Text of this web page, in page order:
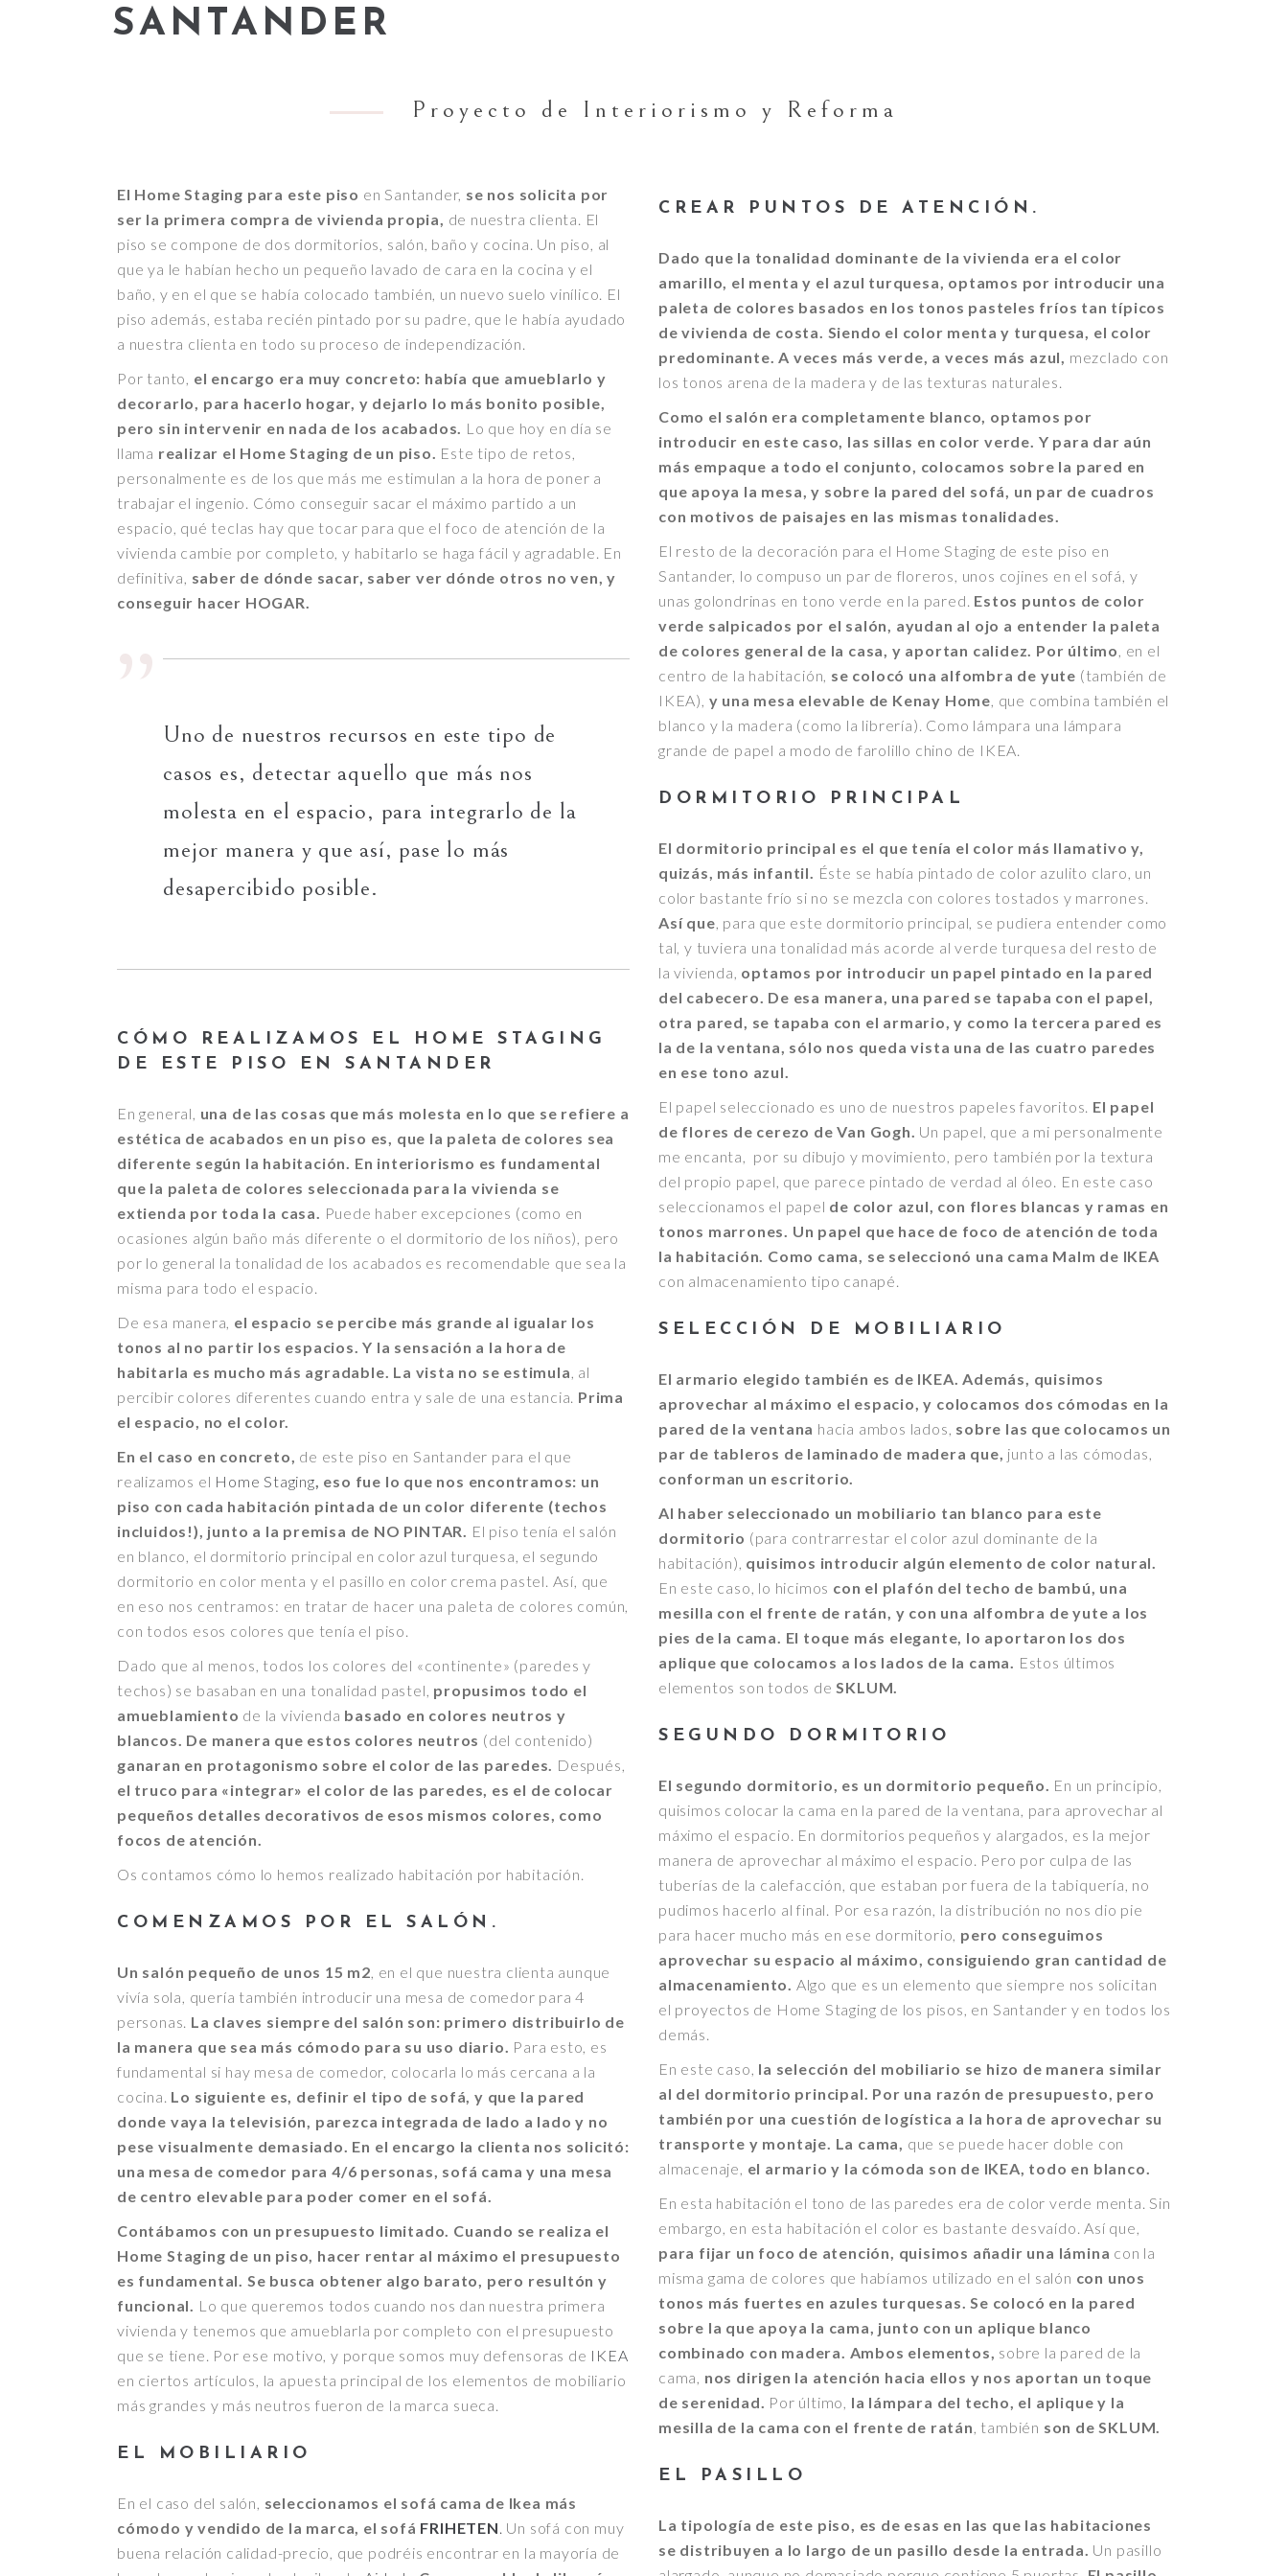
SANTANDER
Proyecto de Interiorismo y Reforma
El Home Staging para este piso en Santander, se nos solicita por
ser la primera compra de vivienda propia, de nuestra clienta. El
piso se compone de dos dormitorios, salón, baño y cocina. Un piso, al
que ya le habían hecho un pequeño lavado de cara en la cocina y el
baño, y en el que se había colocado también, un nuevo suelo vinílico. El
piso además, estaba recién pintado por su padre, que le había ayudado
a nuestra clienta en todo su proceso de independización.
Por tanto, el encargo era muy concreto: había que amueblarlo y
decorarlo, para hacerlo hogar, y dejarlo lo más bonito posible,
pero sin intervenir en nada de los acabados. Lo que hoy en día se
llama realizar el Home Staging de un piso. Este tipo de retos,
personalmente es de los que más me estimulan a la hora de poner a
trabajar el ingenio. Cómo conseguir sacar el máximo partido a un
espacio, qué teclas hay que tocar para que el foco de atención de la
vivienda cambie por completo, y habitarlo se haga fácil y agradable. En
definitiva, saber de dónde sacar, saber ver dónde otros no ven, y
conseguir hacer HOGAR.
Uno de nuestros recursos en este tipo de
casos es, detectar aquello que más nos
molesta en el espacio, para integrarlo de la
mejor manera y que así, pase lo más
desapercibido posible.
CÓMO REALIZAMOS EL HOME STAGING
DE ESTE PISO EN SANTANDER
En general, una de las cosas que más molesta en lo que se refiere a
estética de acabados en un piso es, que la paleta de colores sea
diferente según la habitación. En interiorismo es fundamental
que la paleta de colores seleccionada para la vivienda se
extienda por toda la casa. Puede haber excepciones (como en
ocasiones algún baño más diferente o el dormitorio de los niños), pero
por lo general la tonalidad de los acabados es recomendable que sea la
misma para todo el espacio.
De esa manera, el espacio se percibe más grande al igualar los
tonos al no partir los espacios. Y la sensación a la hora de
habitarla es mucho más agradable. La vista no se estimula, al
percibir colores diferentes cuando entra y sale de una estancia. Prima
el espacio, no el color.
En el caso en concreto, de este piso en Santander para el que
realizamos el Home Staging, eso fue lo que nos encontramos: un
piso con cada habitación pintada de un color diferente (techos
incluidos!), junto a la premisa de NO PINTAR. El piso tenía el salón
en blanco, el dormitorio principal en color azul turquesa, el segundo
dormitorio en color menta y el pasillo en color crema pastel. Así, que
en eso nos centramos: en tratar de hacer una paleta de colores común,
con todos esos colores que tenía el piso.
Dado que al menos, todos los colores del «continente» (paredes y
techos) se basaban en una tonalidad pastel, propusimos todo el
amueblamiento de la vivienda basado en colores neutros y
blancos. De manera que estos colores neutros (del contenido)
ganaran en protagonismo sobre el color de las paredes. Después,
el truco para «integrar» el color de las paredes, es el de colocar
pequeños detalles decorativos de esos mismos colores, como
focos de atención.
Os contamos cómo lo hemos realizado habitación por habitación.
COMENZAMOS POR EL SALÓN.
Un salón pequeño de unos 15 m2, en el que nuestra clienta aunque
vivía sola, quería también introducir una mesa de comedor para 4
personas. La claves siempre del salón son: primero distribuirlo de
la manera que sea más cómodo para su uso diario. Para esto, es
fundamental si hay mesa de comedor, colocarla lo más cercana a la
cocina. Lo siguiente es, definir el tipo de sofá, y que la pared
donde vaya la televisión, parezca integrada de lado a lado y no
pese visualmente demasiado. En el encargo la clienta nos solicitó:
una mesa de comedor para 4/6 personas, sofá cama y una mesa
de centro elevable para poder comer en el sofá.
Contábamos con un presupuesto limitado. Cuando se realiza el
Home Staging de un piso, hacer rentar al máximo el presupuesto
es fundamental. Se busca obtener algo barato, pero resultón y
funcional. Lo que queremos todos cuando nos dan nuestra primera
vivienda y tenemos que amueblarla por completo con el presupuesto
que se tiene. Por ese motivo, y porque somos muy defensoras de IKEA
en ciertos artículos, la apuesta principal de los elementos de mobiliario
más grandes y más neutros fueron de la marca sueca.
EL MOBILIARIO
En el caso del salón, seleccionamos el sofá cama de Ikea más
cómodo y vendido de la marca, el sofá FRIHETEN. Un sofá con muy
buena relación calidad-precio, que podréis encontrar en la mayoría de
CREAR PUNTOS DE ATENCIÓN.
Dado que la tonalidad dominante de la vivienda era el color
amarillo, el menta y el azul turquesa, optamos por introducir una
paleta de colores basados en los tonos pasteles fríos tan típicos
de vivienda de costa. Siendo el color menta y turquesa, el color
predominante. A veces más verde, a veces más azul, mezclado con
los tonos arena de la madera y de las texturas naturales.
Como el salón era completamente blanco, optamos por
introducir en este caso, las sillas en color verde. Y para dar aún
más empaque a todo el conjunto, colocamos sobre la pared en
que apoya la mesa, y sobre la pared del sofá, un par de cuadros
con motivos de paisajes en las mismas tonalidades.
El resto de la decoración para el Home Staging de este piso en
Santander, lo compuso un par de floreros, unos cojines en el sofá, y
unas golondrinas en tono verde en la pared. Estos puntos de color
verde salpicados por el salón, ayudan al ojo a entender la paleta
de colores general de la casa, y aportan calidez. Por último, en el
centro de la habitación, se colocó una alfombra de yute (también de
IKEA), y una mesa elevable de Kenay Home, que combina también el
blanco y la madera (como la librería). Como lámpara una lámpara
grande de papel a modo de farolillo chino de IKEA.
DORMITORIO PRINCIPAL
El dormitorio principal es el que tenía el color más llamativo y,
quizás, más infantil. Éste se había pintado de color azulito claro, un
color bastante frío si no se mezcla con colores tostados y marrones.
Así que, para que este dormitorio principal, se pudiera entender como
tal, y tuviera una tonalidad más acorde al verde turquesa del resto de
la vivienda, optamos por introducir un papel pintado en la pared
del cabecero. De esa manera, una pared se tapaba con el papel,
otra pared, se tapaba con el armario, y como la tercera pared es
la de la ventana, sólo nos queda vista una de las cuatro paredes
en ese tono azul.
El papel seleccionado es uno de nuestros papeles favoritos. El papel
de flores de cerezo de Van Gogh. Un papel, que a mi personalmente
me encanta, por su dibujo y movimiento, pero también por la textura
del propio papel, que parece pintado de verdad al óleo. En este caso
seleccionamos el papel de color azul, con flores blancas y ramas en
tonos marrones. Un papel que hace de foco de atención de toda
la habitación. Como cama, se seleccionó una cama Malm de IKEA
con almacenamiento tipo canapé.
SELECCIÓN DE MOBILIARIO
El armario elegido también es de IKEA. Además, quisimos
aprovechar al máximo el espacio, y colocamos dos cómodas en la
pared de la ventana hacia ambos lados, sobre las que colocamos un
par de tableros de laminado de madera que, junto a las cómodas,
conforman un escritorio.
Al haber seleccionado un mobiliario tan blanco para este
dormitorio (para contrarrestar el color azul dominante de la
habitación), quisimos introducir algún elemento de color natural.
En este caso, lo hicimos con el plafón del techo de bambú, una
mesilla con el frente de ratán, y con una alfombra de yute a los
pies de la cama. El toque más elegante, lo aportaron los dos
aplique que colocamos a los lados de la cama. Estos últimos
elementos son todos de SKLUM.
SEGUNDO DORMITORIO
El segundo dormitorio, es un dormitorio pequeño. En un principio,
quisimos colocar la cama en la pared de la ventana, para aprovechar al
máximo el espacio. En dormitorios pequeños y alargados, es la mejor
manera de aprovechar al máximo el espacio. Pero por culpa de las
tuberías de la calefacción, que estaban por fuera de la tabiquería, no
pudimos hacerlo al final. Por esa razón, la distribución no nos dio pie
para hacer mucho más en ese dormitorio, pero conseguimos
aprovechar su espacio al máximo, consiguiendo gran cantidad de
almacenamiento. Algo que es un elemento que siempre nos solicitan
el proyectos de Home Staging de los pisos, en Santander y en todos los
demás.
En este caso, la selección del mobiliario se hizo de manera similar
al del dormitorio principal. Por una razón de presupuesto, pero
también por una cuestión de logística a la hora de aprovechar su
transporte y montaje. La cama, que se puede hacer doble con
almacenaje, el armario y la cómoda son de IKEA, todo en blanco.
En esta habitación el tono de las paredes era de color verde menta. Sin
embargo, en esta habitación el color es bastante desvaído. Así que,
para fijar un foco de atención, quisimos añadir una lámina con la
misma gama de colores que habíamos utilizado en el salón con unos
tonos más fuertes en azules turquesas. Se colocó en la pared
sobre la que apoya la cama, junto con un aplique blanco
combinado con madera. Ambos elementos, sobre la pared de la
cama, nos dirigen la atención hacia ellos y nos aportan un toque
de serenidad. Por último, la lámpara del techo, el aplique y la
mesilla de la cama con el frente de ratán, también son de SKLUM.
EL PASILLO
La tipología de este piso, es de esas en las que las habitaciones
se distribuyen a lo largo de un pasillo desde la entrada. Un pasillo